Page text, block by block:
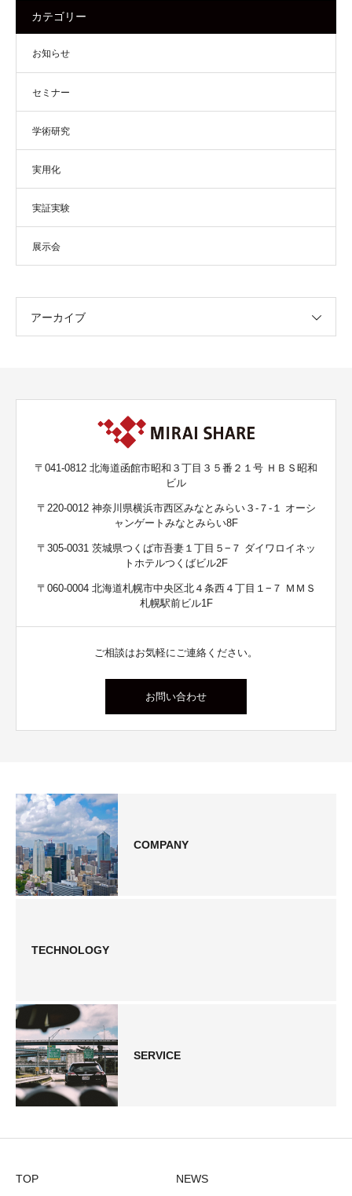
カテゴリー
お知らせ
セミナー
学術研究
実用化
実証実験
展示会
アーカイブ
〒041-0812 北海道函館市昭和３丁目３５番２１号 ＨＢＳ昭和
ビル
〒220-0012 神奈川県横浜市西区みなとみらい３-７-１ オーシ
ャンゲートみなとみらい8F
〒305-0031 茨城県つくば市吾妻１丁目５−７ ダイワロイネッ
トホテルつくばビル2F
〒060-0004 北海道札幌市中央区北４条西４丁目１−７ ＭＭＳ
札幌駅前ビル1F
ご相談はお気軽にご連絡ください。
お問い合わせ
COMPANY
TECHNOLOGY
SERVICE
TOP NEWS